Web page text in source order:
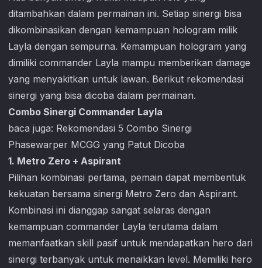
ditambahkan dalam permainan ini. Setiap sinergi bisa
dikombinasikan dengan kemampuan hologram milik
Layla dengan sempurna. Kemampuan hologram yang
dimiliki commander Layla mampu memberikan damage
yang menyakitkan untuk lawan. Berikut rekomendasi
sinergi yang bisa dicoba dalam permainan.
Combo Sinergi Commander Layla
baca juga: Rekomendasi 5 Combo Sinergi
Phasewarper MCGG yang Patut Dicoba
1. Metro Zero + Aspirant
Pilihan kombinasi pertama, pemain dapat membentuk
kekuatan bersama sinergi Metro Zero dan Aspirant.
Kombinasi ini dianggap sangat selaras dengan
kemampuan commander Layla terutama dalam
memanfaatkan skill pasif untuk mendapatkan hero dari
sinergi terbanyak untuk menaikkan level. Memiliki hero